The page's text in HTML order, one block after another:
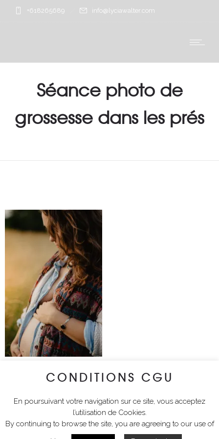
+618265689 info@lyciawalter.com
Séance photo de
grossesse dans les prés
lyciawalterimages
CONDITIONS CGU
En poursuivant votre navigation sur ce site, vous acceptez
l’utilisation de Cookies.
By continuing to browse the site, you are agreeing to our use of